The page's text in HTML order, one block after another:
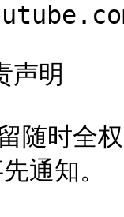
声明
时全权
通知。